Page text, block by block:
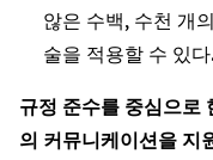
않은 수백, 수천 개
술을 적용할 수 있다.
규정 준수를 중심으로
의 커뮤니케이션을 지